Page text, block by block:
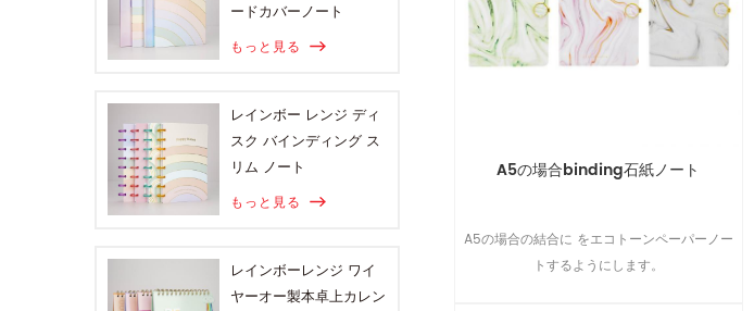
ードカバーノート
もっと見る
レインボー レンジ ディ
スク バインディング ス
リム ノート
もっと見る
レインボーレンジ ワイ
ヤーオー製本卓上カレン
A5の場合binding石紙ノート
A5の場合の結合に をエコトーンペーパーノー
トするようにします。